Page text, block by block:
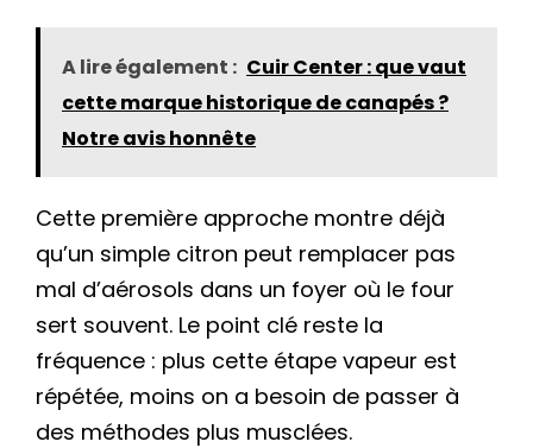
A lire également : Cuir Center : que vaut
cette marque historique de canapés ?
Notre avis honnête
Cette première approche montre déjà
qu’un simple citron peut remplacer pas
mal d’aérosols dans un foyer où le four
sert souvent. Le point clé reste la
fréquence : plus cette étape vapeur est
répétée, moins on a besoin de passer à
des méthodes plus musclées.